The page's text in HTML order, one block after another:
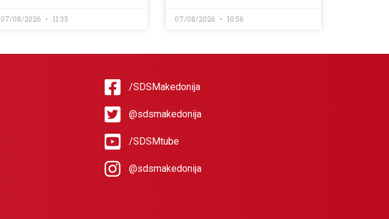
07/08/2026 11:35 07/08/2026 10:56
/SDSMakedonija
@sdsmakedonija
/SDSMtube
@sdsmakedonija